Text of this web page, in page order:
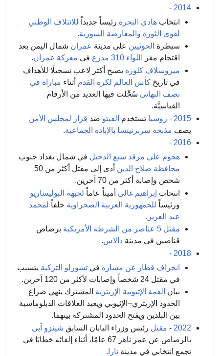
2014
-
انتخاب هادي البحرة رئيساً جديداً للائتلاف الوطني
لقوى الثورة والمعارضة السورية.
سيطرة الحوثيين على مدينة عمران شمال اليمن بعد
اقتحام مقر
اللواء 310 مدرع في معركة عمران.
ميروسلاف كلوزه يصبح أكثر لاعب تسجيلًا للأهداف
في تاريخ كأس العالم لكرة القدم أثناء مباراة في
نصف النهائي سُجِّلت فيها العديد من الأرقام
القياسيَّة.
2015
- روسيا تستخدم الفيتو ضد قرار لمجلس الأمن
يصف مذبحة سربرنيتسا بالإبادة الجماعية.
2016
-
هجوم على مرقد سبع الدجيل في شمال بغداد جنوب
محافظة صلاح الدين
أدى إلى مقتل أكثر من 50
شخص وإصابة أكثر من 70 آخرين.
انتخاب إبراهيم غالي أميناً عاماً لجبهة البوليساريو
ورئيساً للجمهورية العربية الصحراوية خلفاً لمحمد
عبد العزيز .
مقتل 5 عناصر من الشرطة الأمريكية
برصاص
قناصين في مدينة دالاس.
2018
-
انحراف قطار عن مساره في تشورلو التركية يتسبب
في مقتل 24 شخصاً وإصابات لأكثر من 120 آخرين.
بيان القمة الإثيوبية الإريترية المشترك ينهي صراع
الحدود الإريتري–الإثيوبي ويعيد العلاقات الدبلوماسية
بين البلدين ويفتح الحدود المشتركة بينهما.
2022
- مقتل رئيس وزراء اليابان السابق شينزو آبي
بالرصاص عن عمر ناهز 67 عامًا، أثناء إلقائه خطابًا في
تجمع انتخابي في مدينة نارا .